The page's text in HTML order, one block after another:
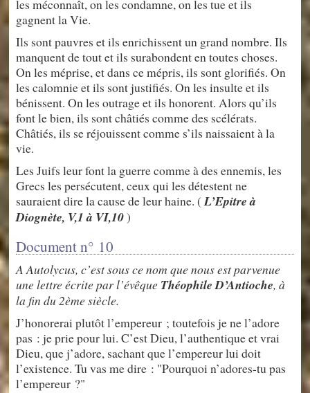
les méconnaît, on les condamne, on les tue et ils
gagnent la Vie.
Ils sont pauvres et ils enrichissent un grand nombre. Ils
manquent de tout et ils surabondent en toutes choses.
On les méprise, et dans ce mépris, ils sont glorifiés. On
les calomnie et ils sont justifiés. On les insulte et ils
bénissent. On les outrage et ils honorent. Alors qu’ils
font le bien, ils sont châtiés comme des scélérats.
Châtiés, ils se réjouissent comme s’ils naissaient à la
vie.
Les Juifs leur font la guerre comme à des ennemis, les
Grecs les persécutent, ceux qui les détestent ne
sauraient dire la cause de leur haine. (L’Epitre à
Diognète, V,1 à VI,10)
Document n° 10
A Autolycus, c’est sous ce nom que nous est parvenue
une lettre écrite par l’évêque Théophile D’Antioche, à
la fin du 2ème siècle.
J’honorerai plutôt l’empereur ; toutefois je ne l’adore
pas : je prie pour lui. C’est Dieu, l’authentique et vrai
Dieu, que j’adore, sachant que l’empereur lui doit
l’existence. Tu vas me dire : "Pourquoi n’adores-tu pas
l’empereur ?"